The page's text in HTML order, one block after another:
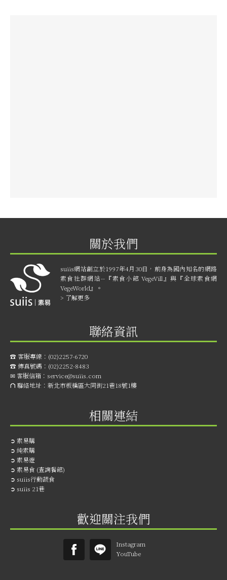
關於我們
suiis網站創立於1997年4月30日，前身為國內知名的網路
素食社群網站--『素食小館 VegeVill』與『全球素食網
VegeWorld』。
> 了解更多
聯絡資訊
☎︎ 客服專線： (02)2257-6720
☎︎ 傳真號碼： (02)2252-8483
✉ 客服信箱： service@suiis.com
⛫ 聯絡地址： 新北市板橋區大同街21巷18號1樓
相關連結
➲ 素易購
➲ 純素購
➲ 素易遊
➲ 素易食 (查詢餐館)
➲ suiis行動蔬食
➲ suiis 21巷
歡迎關注我們
Instagram
YouTube